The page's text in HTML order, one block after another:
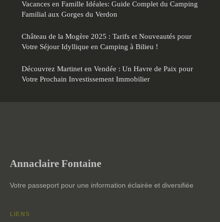
Vacances en Famille Idéales: Guide Complet du Camping
Familial aux Gorges du Verdon
Château de la Mogère 2025 : Tarifs et Nouveautés pour
Votre Séjour Idyllique en Camping à Bilieu !
Découvrez Martinet en Vendée : Un Havre de Paix pour
Votre Prochain Investissement Immobilier
Annaclaire Fontaine
Votre passeport pour une information éclairée et diversifiée
LIENS